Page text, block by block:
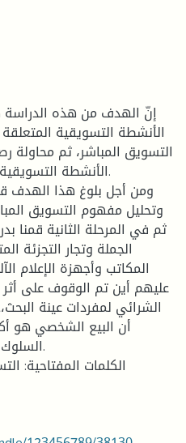
إنّ الهدف من هذه
الأنشطة التسويقية
التسويق المباشر، ثم
الأنشطة
ومن أجل بلوغ هذا الهدف
وتحليل مفهوم التسويق
ثم في المرحلة الثانية قمنا
الجملة وتجار
المكاتب وأجهزة الإعلام
عليهم أين تم الوقوف على
الشرائي لمفردات عينة
أن البيع الشخصي هو
السلوك
الكلمات المفتاحية: